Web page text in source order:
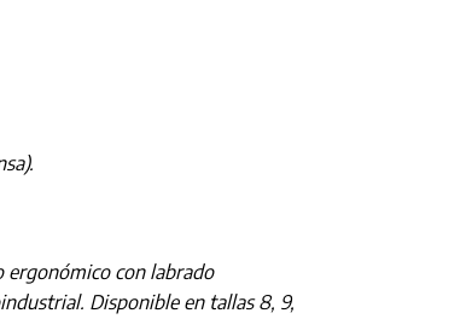
ergonómico con labrado
Disponible en tallas 8, 9,